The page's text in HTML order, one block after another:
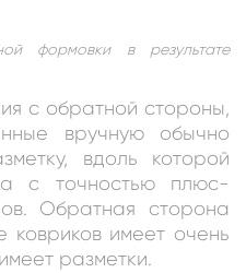
формовки в результате
с обратной стороны,
вручную обычно
вдоль которой
с точностью плюс-
Обратная сторона
ковриков имеет очень
разметки.